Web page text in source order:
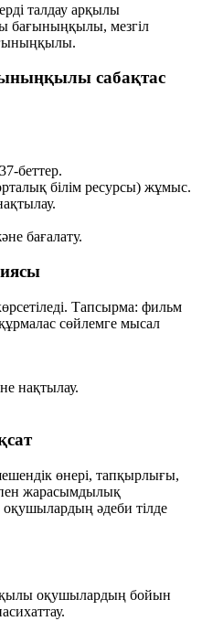
талдау арқылы
бағыныңқылы, мезгіл
.
сабақтас
беттер.
білім ресурсы) жұмыс.
бағалату.
Тапсырма: фильм
сөйлемге мысал
нақтылау.
өнері, тапқырлығы,
жарасымдылық
оқушылардың әдеби тілде
оқушылардың бойын